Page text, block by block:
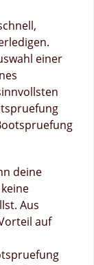
einer
deine
Aus
auf